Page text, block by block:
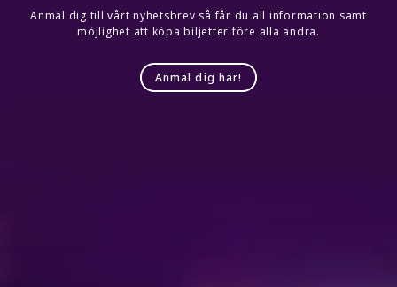
Anmäl dig till vårt nyhetsbrev så får du all information samt
möjlighet att köpa biljetter före alla andra.
Anmäl dig här!